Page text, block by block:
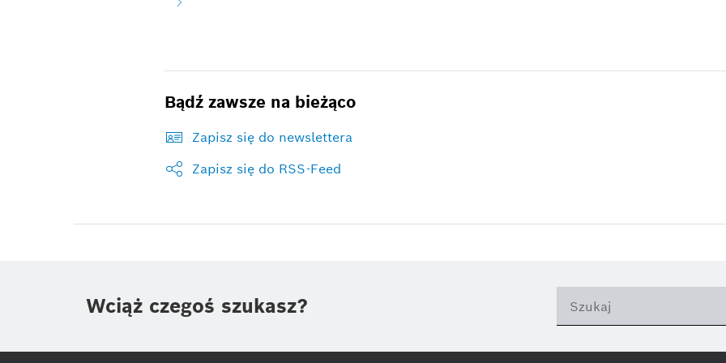
Bądź zawsze na bieżąco
Zapisz się do newslettera
Zapisz się do RSS-Feed
Wciąż czegoś szukasz?